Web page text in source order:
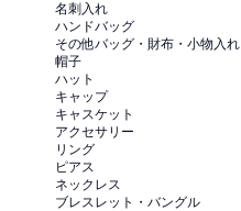
名刺入れ
ハンドバッグ
その他バッグ・財布・小物入れ
帽子
ハット
キャップ
キャスケット
アクセサリー
リング
ピアス
ネックレス
ブレスレット・バングル